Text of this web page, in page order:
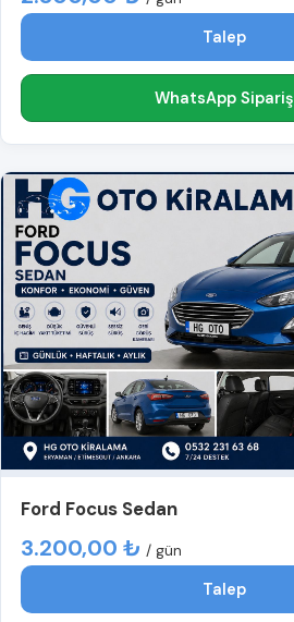
Talep
WhatsApp Sipariş
Ford Focus Sedan
3.200,00 ₺ / gün
Talep